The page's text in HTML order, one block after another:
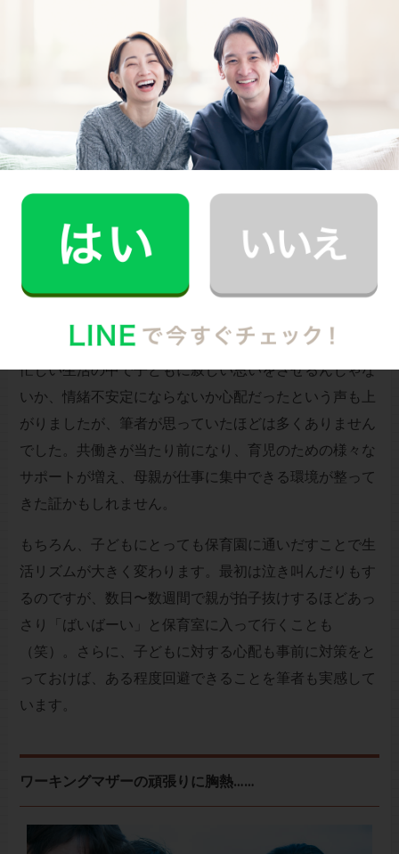
筆者も初めて掃除ロボットと食洗機を購入したのはやは
り育休中で、復職後かなり助けられました。家事の時短
と効率化への投資や準備は、ワーママにとって肝になり
そう。また、あらゆる場面を想定して子供の預け先やサ
ポーターを事前に確保しておくことも、育休中だからこ
旦那様とは具体的な家事分担だけでなく、仕事への思い
や理想とする生活スタイルなど、忙しい日常ではなかな
かできない深い話し合いをしておくのもオススメです。
3.子どもに対する心配
忙しい生活の中で子どもに寂しい思いをさせるんじゃな
いか、情緒不安定にならないか心配だったという声も上
がりましたが、筆者が思っていたほどは多くありません
でした。共働きが当たり前になり、育児のための様々な
サポートが増え、母親が仕事に集中できる環境が整って
きた証かもしれません。
もちろん、子どもにとっても保育園に通いだすことで生
活リズムが大きく変わります。最初は泣き叫んだりもす
るのですが、数日〜数週間で親が拍子抜けするほどあっ
さり「ばいばーい」と保育室に入って行くことも
（笑）。さらに、子どもに対する心配も事前に対策をと
っておけば、ある程度回避できることを筆者も実感して
います。
ワーキングマザーの頑張りに胸熱……